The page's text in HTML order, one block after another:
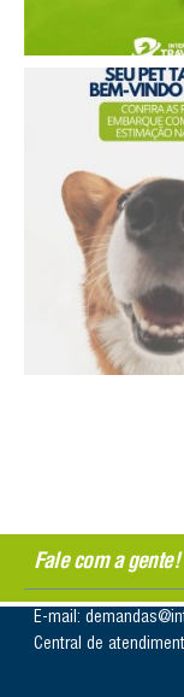
Fale com a gente!
E-mail:
Central de